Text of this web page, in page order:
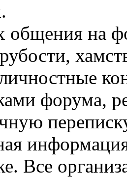
общения на
форума,
Все